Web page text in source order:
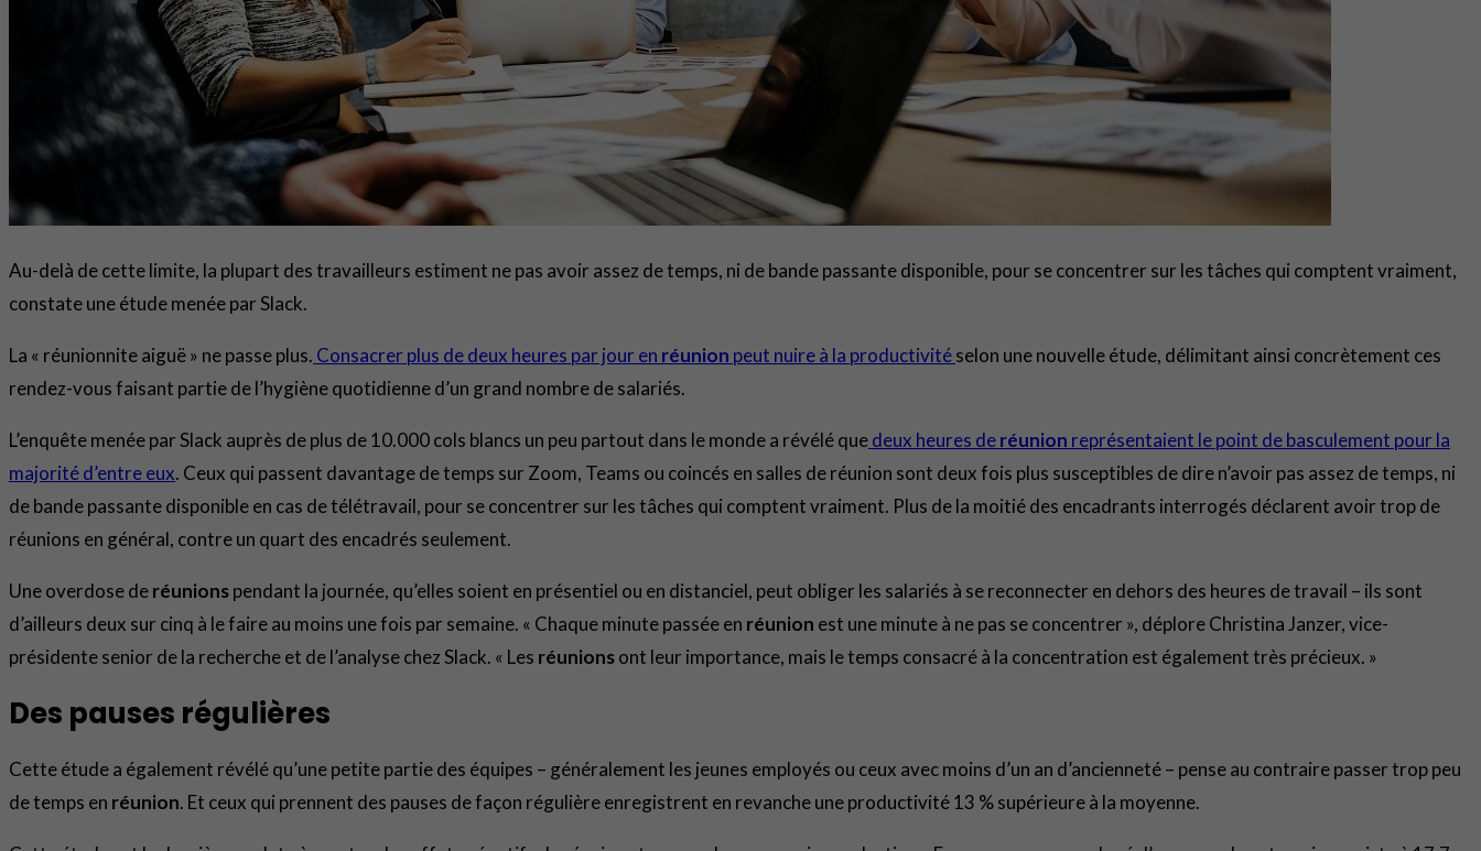
Au-delà de cette limite, la plupart des travailleurs estiment ne pas avoir assez de temps, ni de bande passante disponible, pour se concentrer sur les tâches qui comptent vraiment,
constate une étude menée par Slack.
La « réunionnite aiguë » ne passe plus. Consacrer plus de deux heures par jour en réunion peut nuire à la productivitéselon une nouvelle étude, délimitant ainsi concrètement ces
rendez-vous faisant partie de l’hygiène quotidienne d’un grand nombre de salariés.
L’enquête menée par Slack auprès de plus de 10.000 cols blancs un peu partout dans le monde a révélé quedeux heures deréunion représentaient le point de basculement pour la
majorité d’entre eux. Ceux qui passent davantage de temps sur Zoom, Teams ou coincés en salles de réunion sont deux fois plus susceptibles de dire n’avoir pas assez de temps, ni
de bande passante disponible en cas de télétravail, pour se concentrer sur les tâches qui comptent vraiment. Plus de la moitié des encadrants interrogés déclarent avoir trop de
réunions en général, contre un quart des encadrés seulement.
Une overdose deréunionspendant la journée, qu’elles soient en présentiel ou en distanciel, peut obliger les salariés à se reconnecter en dehors des heures de travail – ils sont
d’ailleurs deux sur cinq à le faire au moins une fois par semaine. « Chaque minute passée en réunion est une minute à ne pas se concentrer », déplore Christina Janzer, vice-
présidente senior de la recherche et de l’analyse chez Slack. « Les réunionsont leur importance, mais le temps consacré à la concentration est également très précieux. »
Des pauses régulières
Cette étude a également révélé qu’une petite partie des équipes – généralement les jeunes employés ou ceux avec moins d’un an d’ancienneté – pense au contraire passer trop peu
de temps en réunion. Et ceux qui prennent des pauses de façon régulière enregistrent en revanche une productivité 13 % supérieure à la moyenne.